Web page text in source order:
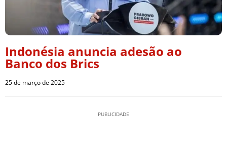
Indonésia anuncia adesão ao
Banco dos Brics
25 de março de 2025
PUBLICIDADE